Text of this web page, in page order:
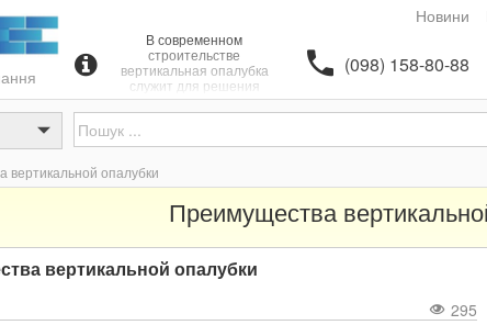
Новини
В современном
строительстве
вертикальная опалубка
служит для решения
вопросов в процессе
заливки бетона. Она
предназначена при
строительстве
различного типа колон и
элементов строения.
Широкое применение она
нашла при строительстве
(098) 158-80-88
вертикальной опалубки
Преимущества
вертикальной опалубки
295